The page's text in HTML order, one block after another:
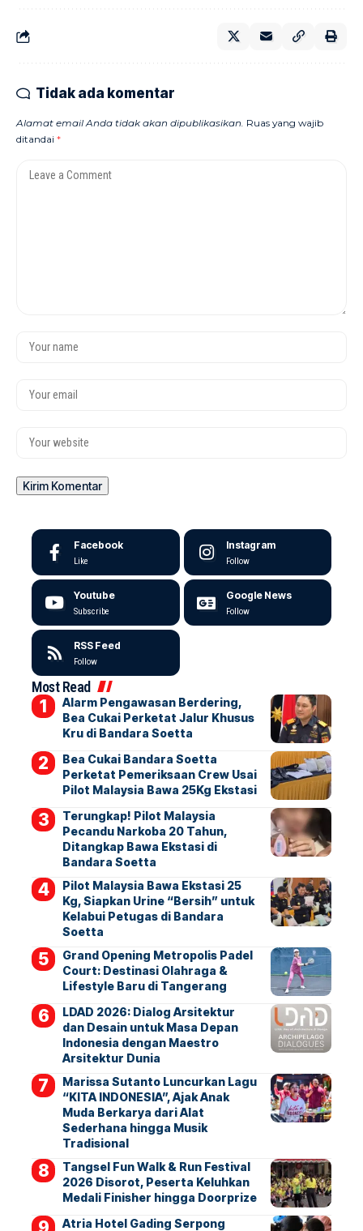
Tidak ada komentar
Alamat email Anda tidak akan dipublikasikan. Ruas yang wajib
ditandai *
Facebook
Like
Instagram
Follow
Youtube
Subscribe
Google News
Follow
RSS Feed
Follow
Most Read
Alarm Pengawasan Berdering,
Bea Cukai Perketat Jalur Khusus
Kru di Bandara Soetta
Bea Cukai Bandara Soetta
Perketat Pemeriksaan Crew Usai
Pilot Malaysia Bawa 25Kg Ekstasi
Terungkap! Pilot Malaysia
Pecandu Narkoba 20 Tahun,
Ditangkap Bawa Ekstasi di
Bandara Soetta
Pilot Malaysia Bawa Ekstasi 25
Kg, Siapkan Urine “Bersih” untuk
Kelabui Petugas di Bandara
Soetta
Grand Opening Metropolis Padel
Court: Destinasi Olahraga &
Lifestyle Baru di Tangerang
LDAD 2026: Dialog Arsitektur
dan Desain untuk Masa Depan
Indonesia dengan Maestro
Arsitektur Dunia
Marissa Sutanto Luncurkan Lagu
“KITA INDONESIA”, Ajak Anak
Muda Berkarya dari Alat
Sederhana hingga Musik
Tradisional
Tangsel Fun Walk & Run Festival
2026 Disorot, Peserta Keluhkan
Medali Finisher hingga Doorprize
Atria Hotel Gading Serpong